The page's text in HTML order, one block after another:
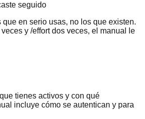
seguido
que en serio usas, no los que existen.
y /effort dos veces, el manual le
tienes activos y con qué
incluye cómo se autentican y para